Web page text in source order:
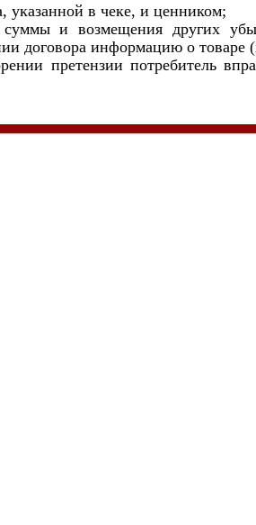
указанной в чеке, и ценником;
и возмещения других
договора информацию о
претензии потребитель